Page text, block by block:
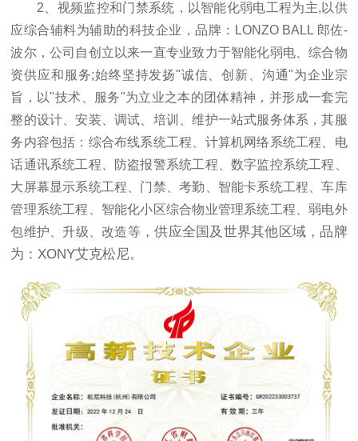
2、视频监控和门禁系统，以智能化弱电工程为主,以供
应综合辅料为辅助的科技企业，品牌：LONZO BALL 郎佐-
波尔，公司自创立以来一直专业致力于智能化弱电、综合物
资供应和服务;始终坚持发扬"诚信、创新、沟通"为企业宗
旨，以"技术、服务"为立业之本的团体精神，并形成一套完
整的设计、安装、调试、培训、维护一站式服务体系，其服
务内容包括：综合布线系统工程、计算机网络系统工程、电
话通讯系统工程、防盗报警系统工程、数字监控系统工程、
大屏幕显示系统工程、门禁、考勤、智能卡系统工程、车库
管理系统工程、智能化小区综合物业管理系统工程、弱电外
包维护、升级、改造等 ，供应全国及世界其他区域，品牌
为：XONY艾克松尼。